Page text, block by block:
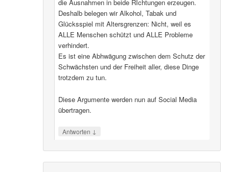
die Ausnahmen in beide RIchtungen erzeugen.
Deshalb belegen wir Alkohol, Tabak und
Glücksspiel mit Altersgrenzen: Nicht, weil es
ALLE Menschen schützt und ALLE Probleme
verhindert.
Es ist eine Abhwägung zwischen dem Schutz der
Schwächsten und der Freiheit aller, diese Dinge
trotzdem zu tun.
Diese Argumente werden nun auf Social Media
übertragen.
Antworten ↓